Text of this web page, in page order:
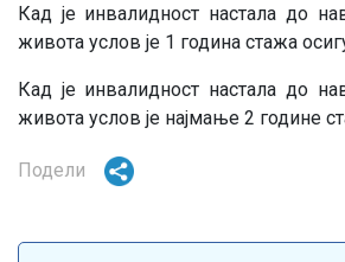
Кад је инвалидност настала до
живота услов је 1 година стажа
Кад је инвалидност настала до
живота услов је најмање 2 године
Подели